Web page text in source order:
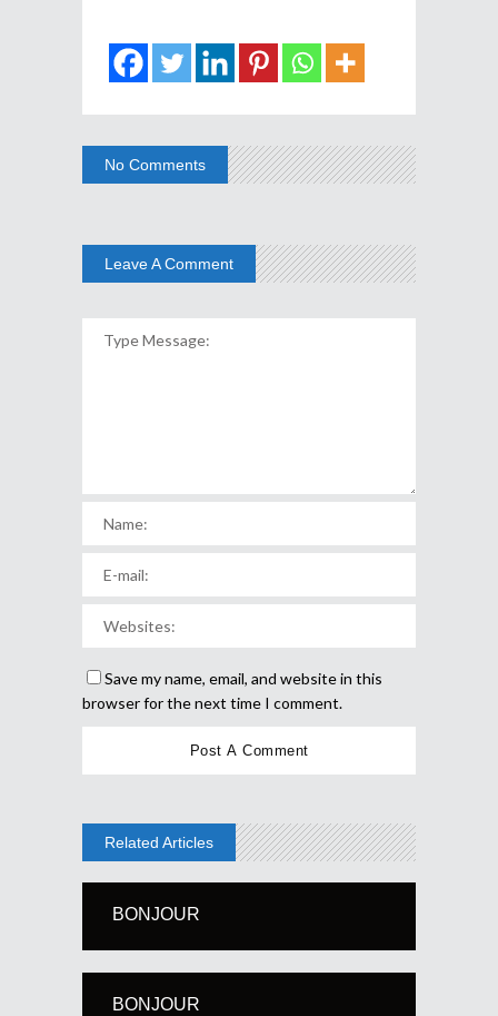
No Comments
Leave A Comment
Save my name, email, and website in this
browser for the next time I comment.
Related Articles
BONJOUR
BONJOUR